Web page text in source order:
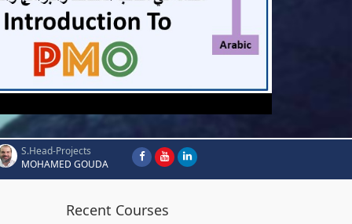
S.Head-Projects
MOHAMED GOUDA
Recent Courses